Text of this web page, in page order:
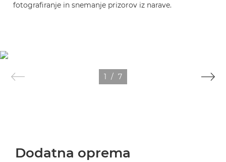
fotografiranje in snemanje prizorov iz narave.
1 / 7
Dodatna oprema